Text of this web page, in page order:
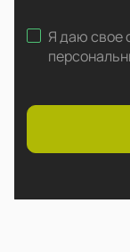
Я даю свое